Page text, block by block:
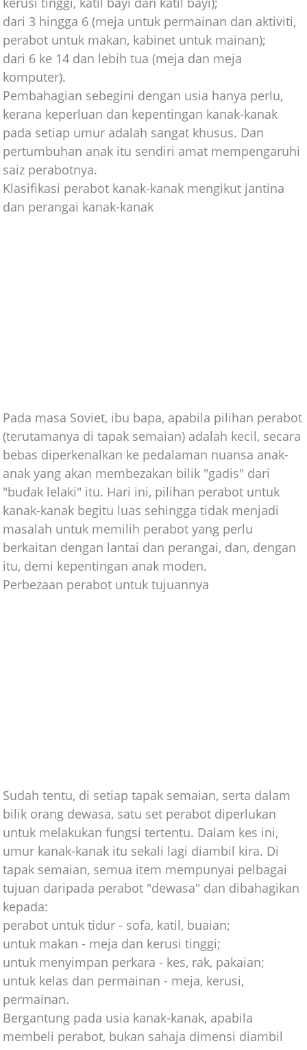
dari 3 hingga 6 (meja untuk permainan dan aktiviti,
perabot untuk makan, kabinet untuk mainan);
dari 6 ke 14 dan lebih tua (meja dan meja
komputer).
Pembahagian sebegini dengan usia hanya perlu,
kerana keperluan dan kepentingan kanak-kanak
pada setiap umur adalah sangat khusus. Dan
pertumbuhan anak itu sendiri amat mempengaruhi
saiz perabotnya.
Klasifikasi perabot kanak-kanak mengikut jantina
dan perangai kanak-kanak
Pada masa Soviet, ibu bapa, apabila pilihan perabot
(terutamanya di tapak semaian) adalah kecil, secara
bebas diperkenalkan ke pedalaman nuansa anak-
anak yang akan membezakan bilik "gadis" dari
"budak lelaki" itu. Hari ini, pilihan perabot untuk
kanak-kanak begitu luas sehingga tidak menjadi
masalah untuk memilih perabot yang perlu
berkaitan dengan lantai dan perangai, dan, dengan
itu, demi kepentingan anak moden.
Perbezaan perabot untuk tujuannya
Sudah tentu, di setiap tapak semaian, serta dalam
bilik orang dewasa, satu set perabot diperlukan
untuk melakukan fungsi tertentu. Dalam kes ini,
umur kanak-kanak itu sekali lagi diambil kira. Di
tapak semaian, semua item mempunyai pelbagai
tujuan daripada perabot "dewasa" dan dibahagikan
kepada:
perabot untuk tidur - sofa, katil, buaian;
untuk makan - meja dan kerusi tinggi;
untuk menyimpan perkara - kes, rak, pakaian;
untuk kelas dan permainan - meja, kerusi,
permainan.
Bergantung pada usia kanak-kanak, apabila
membeli perabot, bukan sahaja dimensi diambil